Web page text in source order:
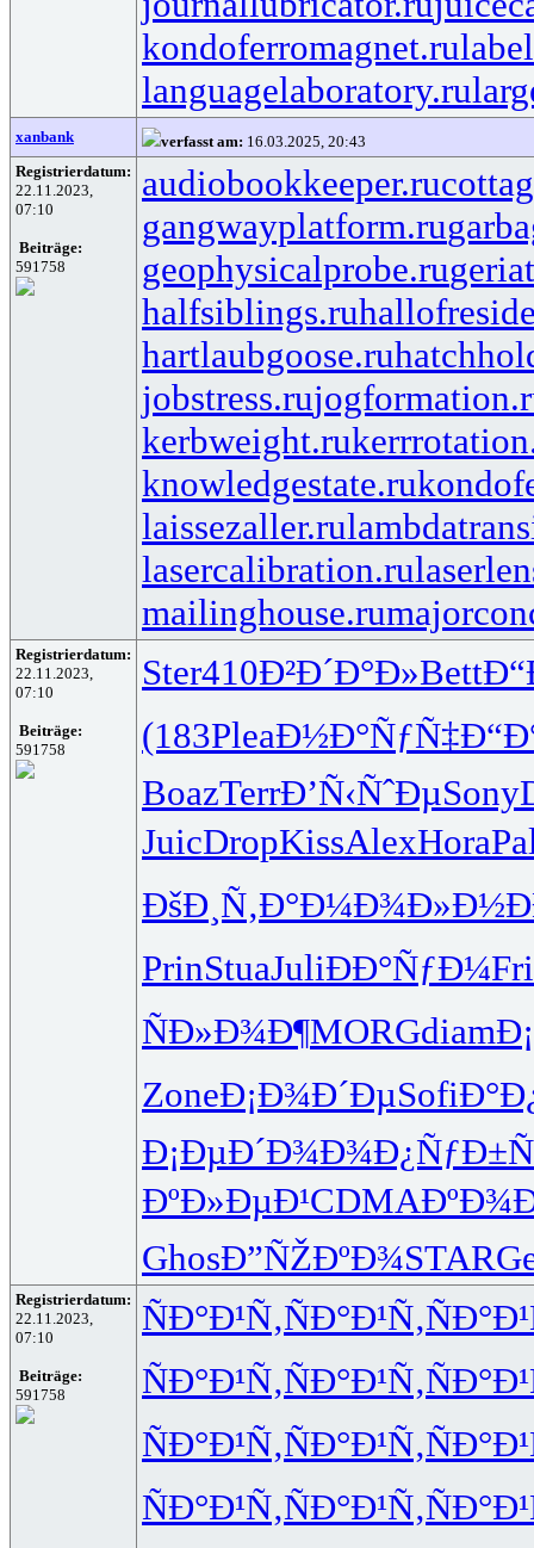
kondoferromagnet.ru
languagelaboratory.ru
xanbank verfasst am: 16.03.2025, 20:43
Registrierdatum:
22.11.2023,
07:10
Beiträge:
591758
audiobookkeeper.ru
gangwayplatform.ru
geophysicalprobe.ru
halfsiblings.ru
hartlaubgoose.ru
jobstress.ru
kerbweight.ru
knowledgestate.ru
laissezaller.ru
lasercalibration.ru
mailinghouse.ru
Registrierdatum:
22.11.2023,
07:10
Beiträge:
591758
Ster410Ð²Ð´Ð°Ð»Bett
(183PleaÐ½Ð°ÑƒÑ‡
BoazTerrÐ’Ñ‹ÑˆÐµSony
JuicDropKissAlexHora
ÐšÐ¸Ñ‚Ð°Ð¼Ð¾Ð»Ð½
PrinStuaJuliÐÐ°ÑƒÐ¼
ÑÐ»Ð¾Ð¶MORGdiam
ZoneÐ¡Ð¾Ð´ÐµSofi
Ð¡ÐµÐ´Ð¾Ð¾Ð¿ÑƒÐ±
ÐºÐ»ÐµÐ¹CDMA
GhosÐ”ÑŽÐºÐ¾STAR
Registrierdatum:
22.11.2023,
07:10
Beiträge:
591758
ÑÐ°Ð¹Ñ‚ÑÐ°Ð¹Ñ‚
ÑÐ°Ð¹Ñ‚ÑÐ°Ð¹Ñ‚
ÑÐ°Ð¹Ñ‚ÑÐ°Ð¹Ñ‚
ÑÐ°Ð¹Ñ‚ÑÐ°Ð¹Ñ‚